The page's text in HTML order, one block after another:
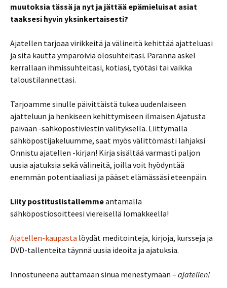
muutoksia tässä ja nyt ja jättää epämieluisat asiat
taaksesi hyvin yksinkertaisesti?
Ajatellen tarjoaa virikkeitä ja välineitä kehittää ajatteluasi
ja sitä kautta ympäröiviä olosuhteitasi. Paranna askel
kerrallaan ihmissuhteitasi, kotiasi, työtäsi tai vaikka
taloustilannettasi.
Tarjoamme sinulle päivittäistä tukea uudenlaiseen
ajatteluun ja henkiseen kehittymiseen ilmaisen Ajatusta
päivään -sähköpostiviestin välityksellä. Liittymällä
sähköpostijakeluumme, saat myös välittömästi lahjaksi
Onnistu ajatellen -kirjan! Kirja sisältää varmasti paljon
uusia ajatuksia sekä välineitä, joilla voit hyödyntää
enemmän potentiaaliasi ja pääset elämässäsi eteenpäin.
Liity postituslistallemmeantamalla
sähköpostiosoitteesi viereisellä lomakkeella!
Ajatellen-kaupasta löydät meditointeja, kirjoja, kursseja ja
DVD-tallenteita täynnä uusia ideoita ja ajatuksia.
Innostuneena auttamaan sinua menestymään – ajatellen!